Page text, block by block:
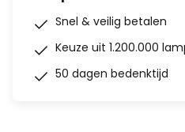
Snel & veilig betalen
Keuze uit 1.200.000
50 dagen bedenktijd